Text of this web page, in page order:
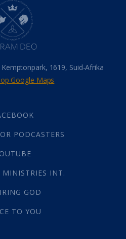
(31)
(1)
(19)
liggaam
(27)
Vader(12)
(23)
(1)
1619, Suid-Afrika
Google Maps
PODCASTERS
MINISTRIES INT.
GOD
TO YOU